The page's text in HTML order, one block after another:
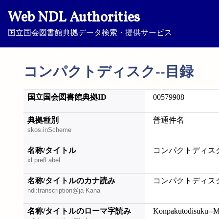
Web NDL Authorities
国立国会図書館典拠データ検索・提供サービス
コンパクトディスク--目録
国立国会図書館典拠ID 00579908
典拠種別
skos:inScheme
普通件名
名称/タイトル
xl:prefLabel
コンパクトディス
名称/タイトルのカナ読み
ndl:transcription@ja-Kana
コンパクトディス
名称/タイトルのローマ字読み Konpakutodisuku--